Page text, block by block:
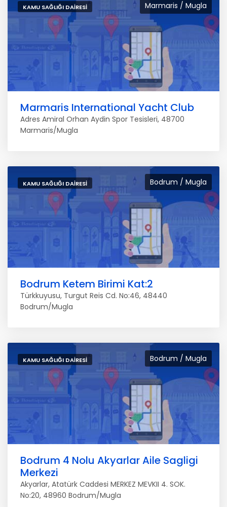
Marmaris / Mugla
KAMU SAĞLIĞI DAIRESI
Marmaris International Yacht Club
Adres Amiral Orhan Aydin Spor Tesisleri, 48700
Marmaris/Mugla
Bodrum / Mugla
KAMU SAĞLIĞI DAIRESI
Bodrum Ketem Birimi Kat:2
Türkkuyusu, Turgut Reis Cd. No:46, 48440
Bodrum/Mugla
Bodrum / Mugla
KAMU SAĞLIĞI DAIRESI
Bodrum 4 Nolu Akyarlar Aile Sagligi
Merkezi
Akyarlar, Atatürk Caddesi MERKEZ MEVKII 4. SOK.
No:20, 48960 Bodrum/Mugla